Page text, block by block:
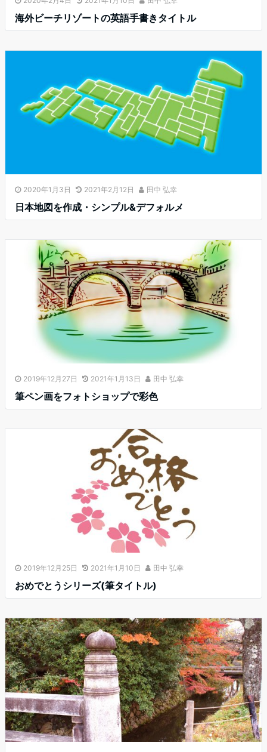
海外ビーチリゾートの英語手書きタイトル
2020年1月3日 2021年2月12日 田中 弘幸
日本地図を作成・シンプル&デフォルメ
2019年12月27日 2021年1月13日 田中 弘幸
筆ペン画をフォトショップで彩色
2019年12月25日 2021年1月10日 田中 弘幸
おめでとうシリーズ(筆タイトル)